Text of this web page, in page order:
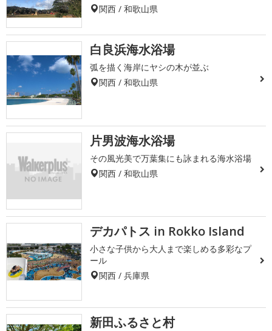
関西 / 和歌山県
白良浜海水浴場
弧を描く海岸にヤシの木が並ぶ
関西 / 和歌山県
片男波海水浴場
その風光美で万葉集にも詠まれる海水浴場
関西 / 和歌山県
デカパトス in Rokko Island
小さな子供から大人まで楽しめる多彩なプ
ール
関西 / 兵庫県
新田ふるさと村